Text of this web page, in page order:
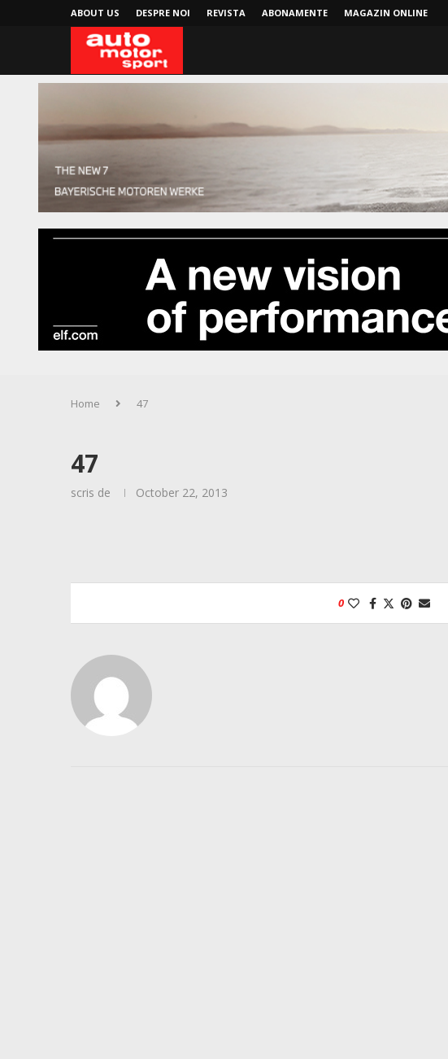
ABOUT US DESPRE NOI REVISTA ABONAMENTE MAGAZIN ONLINE
Home 47
47
scris de October 22, 2013
0